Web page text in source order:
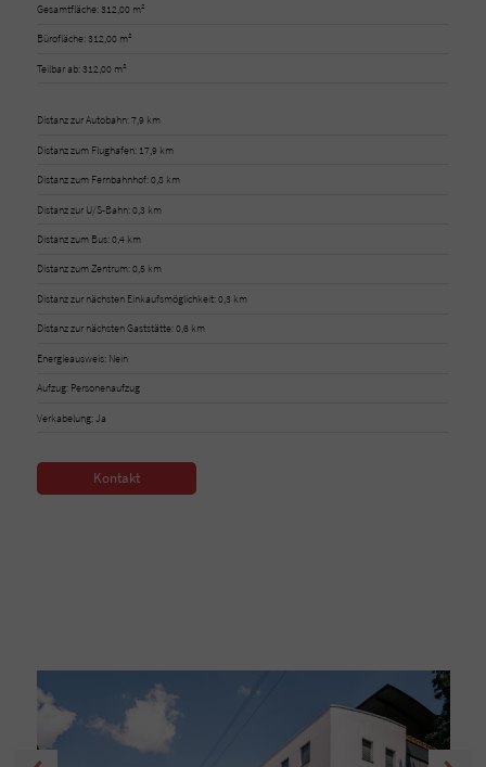
Gesamtfläche: 312,00 m²
Bürofläche: 312,00 m²
Teilbar ab: 312,00 m²
Distanz zur Autobahn: 7,9 km
Distanz zum Flughafen: 17,9 km
Distanz zum Fernbahnhof: 0,8 km
Distanz zur U/S-Bahn: 0,3 km
Distanz zum Bus: 0,4 km
Distanz zum Zentrum: 0,5 km
Distanz zur nächsten Einkaufsmöglichkeit: 0,3 km
Distanz zur nächsten Gaststätte: 0,6 km
Energieausweis: Nein
Aufzug: Personenaufzug
Verkabelung: Ja
Kontakt